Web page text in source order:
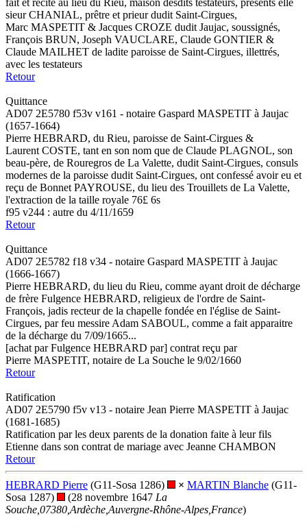
fait et récité au lieu du Rieu, maison desdits testateurs, présents elle
sieur CHANIAL, prêtre et prieur dudit Saint-Cirgues,
Marc MASPETIT & Jacques CROZE dudit Jaujac, soussignés,
François BRUN, Joseph VAUCLARE, Claude GONTIER &
Claude MAILHET de ladite paroisse de Saint-Cirgues, illettrés,
avec les testateurs
Retour
Quittance
AD07 2E5780 f53v v161 - notaire Gaspard MASPETIT à Jaujac
(1657-1664)
Pierre HEBRARD, du Rieu, paroisse de Saint-Cirgues &
Laurent COSTE, tant en son nom que de Claude PLAGNOL, son
beau-père, de Rouregros de La Valette, dudit Saint-Cirgues, consuls
modernes de la paroisse dudit Saint-Cirgues, ont confessé avoir eu et
reçu de Bonnet PAYROUSE, du lieu des Trouillets de La Valette,
l'extraction de la taille royale 76£ 6s
f95 v244 : autre du 4/11/1659
Retour
Quittance
AD07 2E5782 f18 v34 - notaire Gaspard MASPETIT à Jaujac
(1666-1667)
Pierre HEBRARD, du lieu du Rieu, comme ayant droit de décharge
de frère Fulgence HEBRARD, religieux de l'ordre de Saint-
François, jadis recteur de la chapelle fondée en l'église de Saint-
Cirgues, par feu messire Adam SABOUL, comme a fait apparaitre
de la décharge du 7/09/1665...
[achat par Fulgence HEBRARD par] contrat reçu par
Pierre MASPETIT, notaire de La Souche le 9/02/1660
Retour
Ratification
AD07 2E5790 f5v v13 - notaire Jean Pierre MASPETIT à Jaujac
(1681-1685)
Ratification par les deux parents de la donation faite à leur fils
Etienne dans son contrat de mariage avec Jeanne CHAMBON
Retour
HEBRARD Pierre (G11-Sosa 1286) × MARTIN Blanche (G11-
Sosa 1287)
(28 novembre 1647 La
Souche,07380,Ardèche,Auvergne-Rhône-Alpes,France)